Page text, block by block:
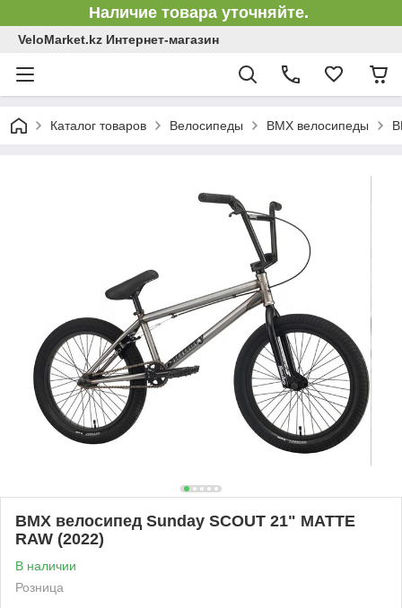
Наличие товара уточняйте.
VeloMarket.kz Интернет-магазин
Каталог товаров Велосипеды BMX велосипеды
BMX велосипед Sunday SCOUT 21" MATTE
RAW (2022)
В наличии
Розница